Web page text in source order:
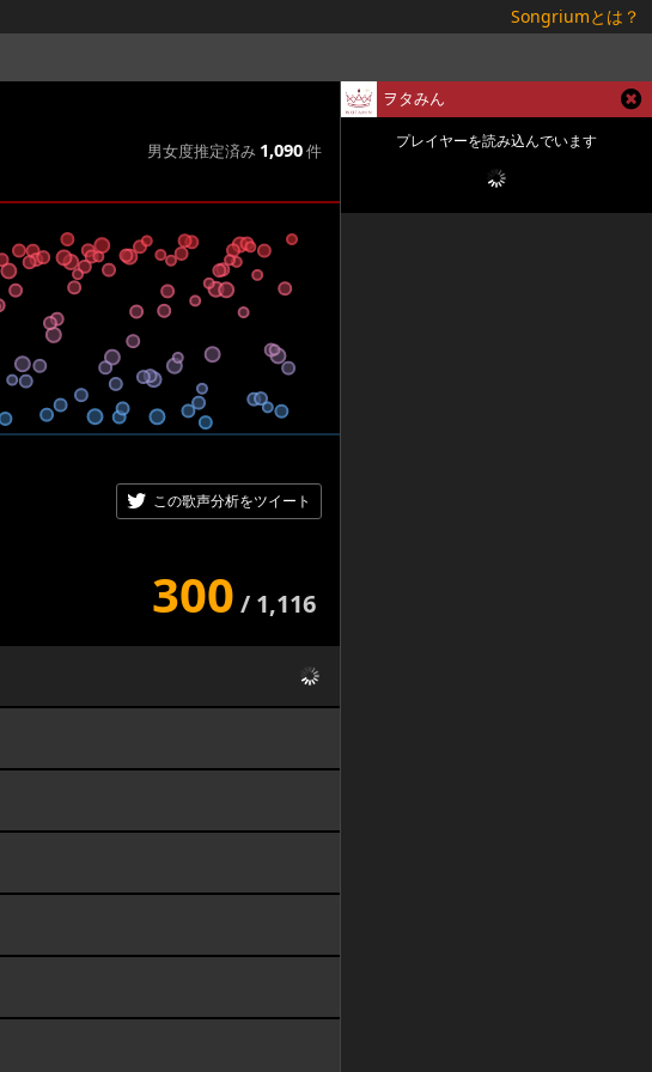
Songriumとは？
男女度推定済み 1,090件
300 / 1,116
この歌声分析をツイート
ヲタみん
プレイヤーを読み込んでいます